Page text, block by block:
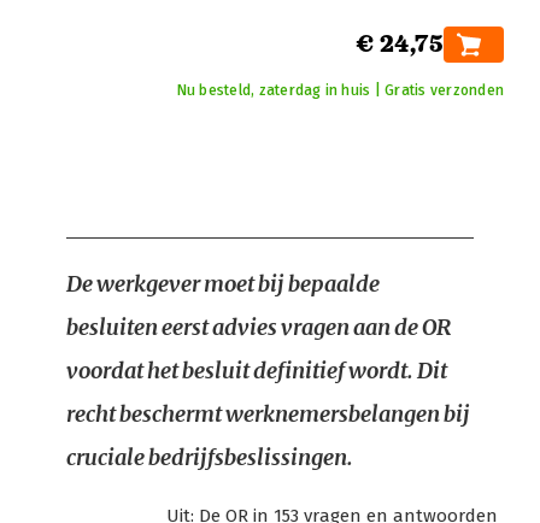
€ 24,75
Nu besteld, zaterdag in huis | Gratis verzonden
De werkgever moet bij bepaalde
besluiten eerst advies vragen aan de OR
voordat het besluit definitief wordt. Dit
recht beschermt werknemersbelangen bij
cruciale bedrijfsbeslissingen.
Uit: De OR in 153 vragen en antwoorden